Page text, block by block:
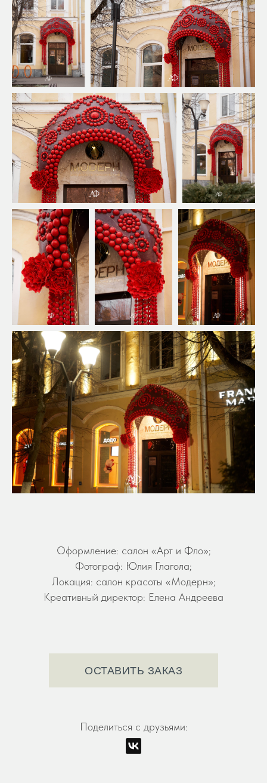
Оформление: салон «Арт и Фло»;
Фотограф: Юлия Глагола;
Локация: салон красоты «Модерн»;
Креативный директор: Елена Андреева
ОСТАВИТЬ ЗАКАЗ
Поделиться с друзьями: